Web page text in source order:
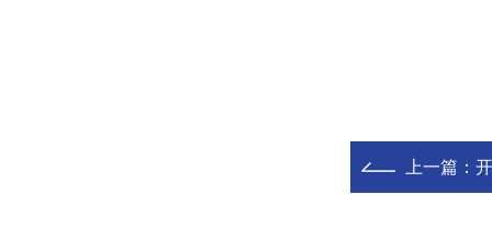
上一篇：